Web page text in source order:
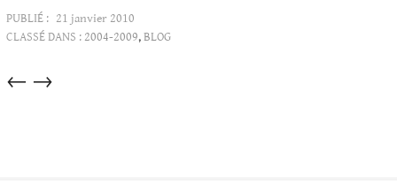
PUBLIÉ : 21 janvier 2010
CLASSÉ DANS : 2004-2009,BLOG
Articles
→
←